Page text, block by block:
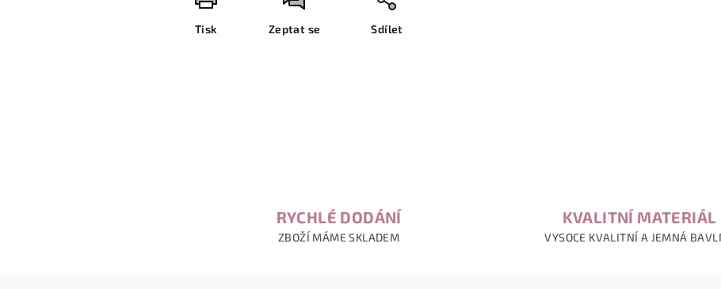
Tisk Zeptat se Sdílet
RYCHLÉ DODÁNÍ
ZBOŽÍ MÁME SKLADEM
KVALITNÍ MATERIÁL
VYSOCE KVALITNÍ A JEMNÁ